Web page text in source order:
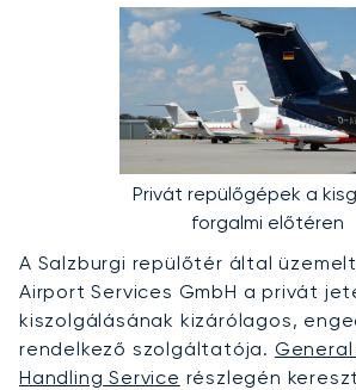
Privát repülőgépek a
forgalmi előtéren
A Salzburgi repülőtér által
Airport Services GmbH a privát
kiszolgálásának kizárólagos,
rendelkező szolgáltatója.
Handling Service részlegén